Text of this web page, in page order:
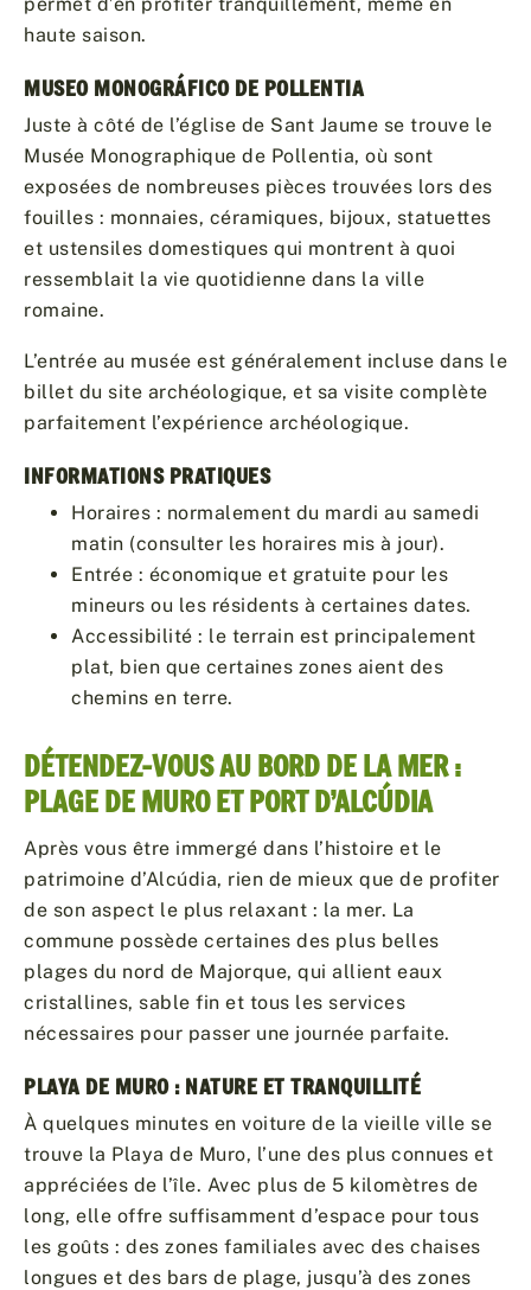
haute saison.
MUSEO MONOGRÁFICO DE POLLENTIA
Juste à côté de l’église de Sant Jaume se trouve le
Musée Monographique de Pollentia, où sont
exposées de nombreuses pièces trouvées lors des
fouilles : monnaies, céramiques, bijoux, statuettes
et ustensiles domestiques qui montrent à quoi
ressemblait la vie quotidienne dans la ville
romaine.
L’entrée au musée est généralement incluse dans le
billet du site archéologique, et sa visite complète
parfaitement l’expérience archéologique.
INFORMATIONS PRATIQUES
Horaires : normalement du mardi au samedi
matin (consulter les horaires mis à jour).
Entrée : économique et gratuite pour les
mineurs ou les résidents à certaines dates.
Accessibilité : le terrain est principalement
plat, bien que certaines zones aient des
chemins en terre.
DÉTENDEZ-VOUS AU BORD DE LA MER :
PLAGE DE MURO ET PORT D’ALCÚDIA
Après vous être immergé dans l’histoire et le
patrimoine d’Alcúdia, rien de mieux que de profiter
de son aspect le plus relaxant : la mer. La
commune possède certaines des plus belles
plages du nord de Majorque, qui allient eaux
cristallines, sable fin et tous les services
nécessaires pour passer une journée parfaite.
PLAYA DE MURO : NATURE ET TRANQUILLITÉ
À quelques minutes en voiture de la vieille ville se
trouve la Playa de Muro, l’une des plus connues et
appréciées de l’île. Avec plus de 5 kilomètres de
long, elle offre suffisamment d’espace pour tous
les goûts : des zones familiales avec des chaises
longues et des bars de plage, jusqu’à des zones